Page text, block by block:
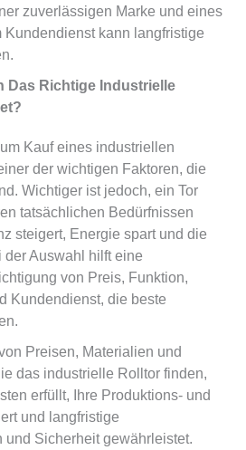
zuverlässigen Marke und eines
Kundendienst kann langfristige
Das Richtige Industrielle
Kauf eines industriellen
der wichtigen Faktoren, die
Wichtiger ist jedoch, ein Tor
tatsächlichen Bedürfnissen
steigert, Energie spart und die
Auswahl hilft eine
von Preis, Funktion,
Kundendienst, die beste
Preisen, Materialien und
das industrielle Rolltor finden,
erfüllt, Ihre Produktions- und
und langfristige
und Sicherheit gewährleistet.